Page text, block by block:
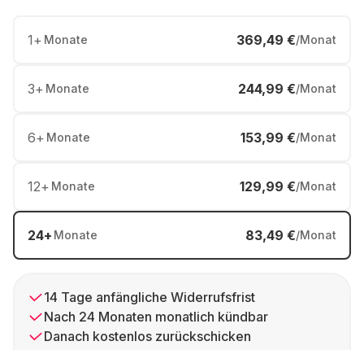
1+ Monate 369,49 €/Monat
3+ Monate 244,99 €/Monat
6+ Monate 153,99 €/Monat
12+ Monate 129,99 €/Monat
24+ Monate 83,49 €/Monat
14 Tage anfängliche Widerrufsfrist
Nach 24 Monaten monatlich kündbar
Danach kostenlos zurückschicken